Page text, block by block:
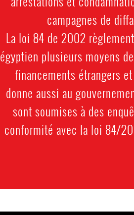
campagnes de
La loi 84 de 2002
égyptien plusieurs moyens
financements étrangers
donne aussi au
sont soumises à des
conformité avec la loi 84/